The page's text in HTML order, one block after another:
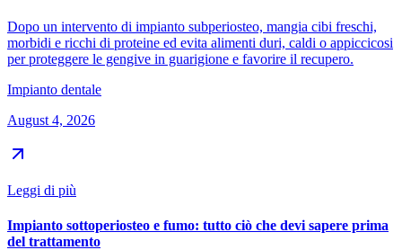
Dopo un intervento di impianto subperiosteo, mangia cibi freschi,
morbidi e ricchi di proteine ed evita alimenti duri, caldi o appiccicosi
per proteggere le gengive in guarigione e favorire il recupero.
Impianto dentale
August 4, 2026
Leggi di più
Impianto sottoperiosteo e fumo: tutto ciò che devi sapere prima
del trattamento